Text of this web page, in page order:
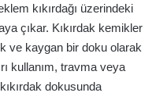
kıkırdağı üzerindeki
çıkar. Kıkırdak kemikler
ve kaygan bir doku olarak
kullanım, travma veya
dokusunda